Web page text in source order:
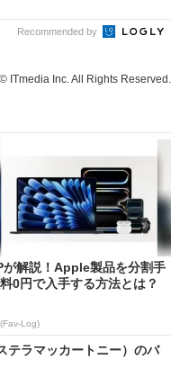
Recommended by
ITmedia Inc. All Rights Reserved.
が解説！Apple製品を分割手
0円で入手する方法とは？
Log)
テラマッカートニー）のバ